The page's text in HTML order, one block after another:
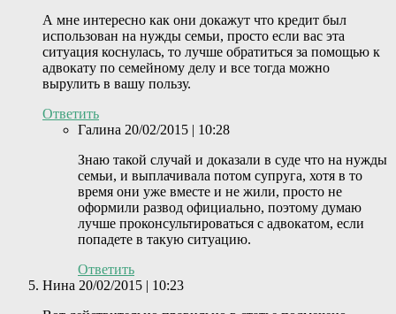
А мне интересно как они докажут что кредит был
использован на нужды семьи, просто если вас эта
ситуация коснулась, то лучше обратиться за помощью к
адвокату по семейному делу и все тогда можно
вырулить в вашу пользу.
Ответить
Галина 20/02/2015 | 10:28
Знаю такой случай и доказали в суде что на нужды
семьи, и выплачивала потом супруга, хотя в то
время они уже вместе и не жили, просто не
оформили развод официально, поэтому думаю
лучше проконсультироваться с адвокатом, если
попадете в такую ситуацию.
Ответить
Нина 20/02/2015 | 10:23